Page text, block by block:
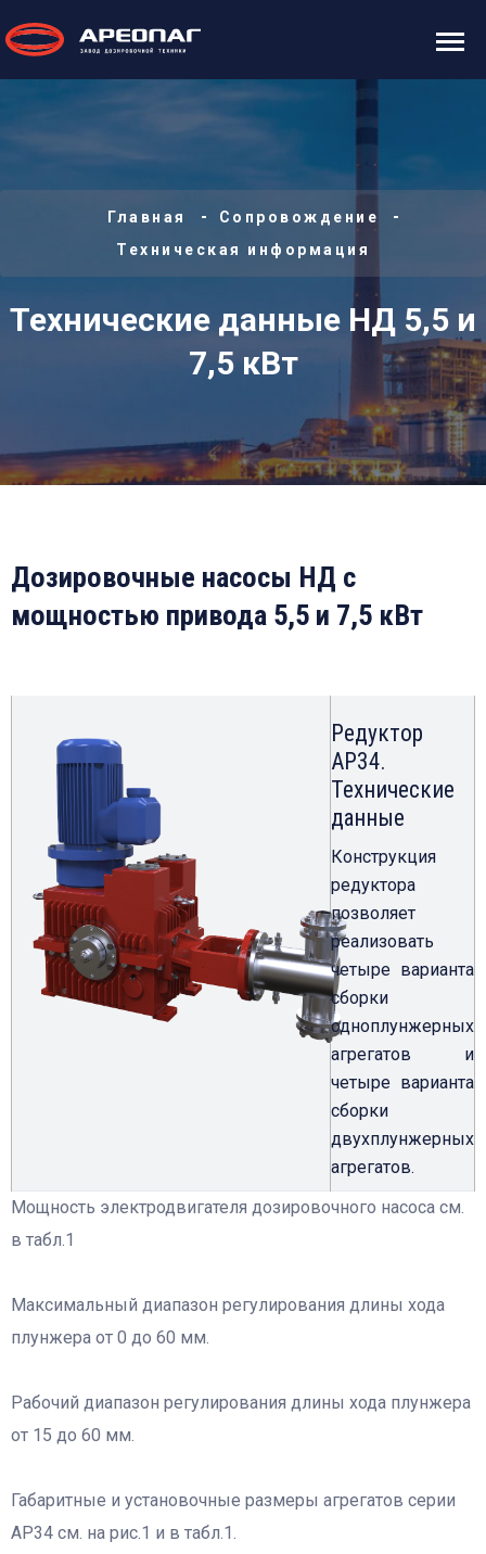
Главная
Сопровождение
Техническая информация
Технические данные НД 5,5 и
7,5 кВт
Дозировочные насосы НД с
мощностью привода 5,5 и 7,5 кВт
Редуктор
АР34.
Технические
данные
Конструкция
редуктора
позволяет
реализовать
четыре варианта
сборки
одноплунжерных
агрегатов и
четыре варианта
сборки
двухплунжерных
агрегатов.
Мощность электродвигателя дозировочного насоса см.
в табл.1
Максимальный диапазон регулирования длины хода
плунжера от 0 до 60 мм.
Рабочий диапазон регулирования длины хода плунжера
от 15 до 60 мм.
Габаритные и установочные размеры агрегатов серии
АР34 см. на рис.1 и в табл.1.